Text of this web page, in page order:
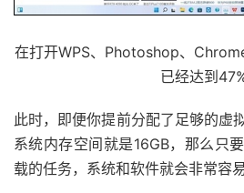
在打开WPS、Photoshop、
已经达到
此时，即便你提前分配了足够的虚
系统内存空间就是16GB，那么只
载的任务，系统和软件就会非常容